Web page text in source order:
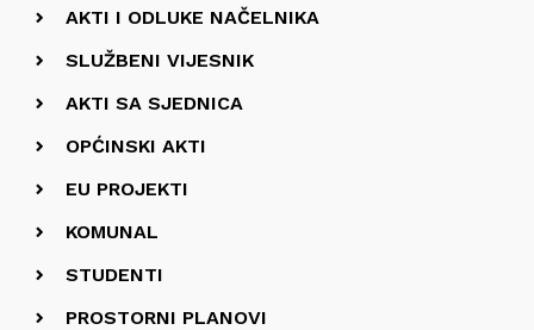
AKTI I ODLUKE NAČELNIKA
SLUŽBENI VIJESNIK
AKTI SA SJEDNICA
OPĆINSKI AKTI
EU PROJEKTI
KOMUNAL
STUDENTI
PROSTORNI PLANOVI